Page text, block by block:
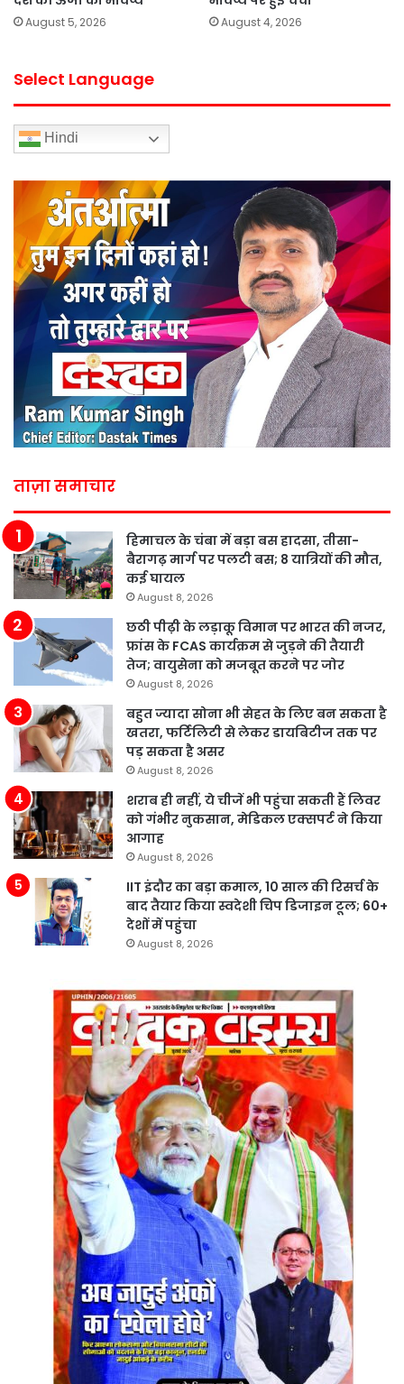
August 5, 2026 August 4, 2026
Select Language
Hindi
ताज़ा समाचार
हिमाचल के चंबा में बड़ा बस हादसा, तीसा-
बैरागढ़ मार्ग पर पलटी बस; 8 यात्रियों की मौत,
कई घायल
August 8, 2026
छठी पीढ़ी के लड़ाकू विमान पर भारत की नजर,
फ्रांस के FCAS कार्यक्रम से जुड़ने की तैयारी
तेज; वायुसेना को मजबूत करने पर जोर
August 8, 2026
बहुत ज्यादा सोना भी सेहत के लिए बन सकता है
खतरा, फर्टिलिटी से लेकर डायबिटीज तक पर
पड़ सकता है असर
August 8, 2026
शराब ही नहीं, ये चीजें भी पहुंचा सकती हैं लिवर
को गंभीर नुकसान, मेडिकल एक्सपर्ट ने किया
आगाह
August 8, 2026
IIT इंदौर का बड़ा कमाल, 10 साल की रिसर्च के
बाद तैयार किया स्वदेशी चिप डिजाइन टूल; 60+
देशों में पहुंचा
August 8, 2026